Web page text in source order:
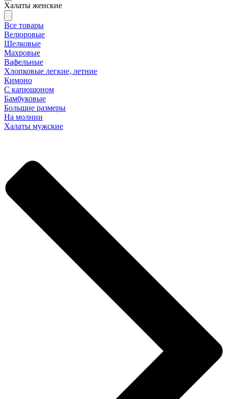
Халаты женские
Все товары
Велюровые
Шелковые
Махровые
Вафельные
Хлопковые легкие, летние
Кимоно
С капюшоном
Бамбуковые
Большие размеры
На молнии
Халаты мужские